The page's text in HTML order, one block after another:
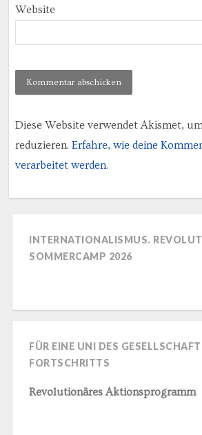
Website
Diese Website verwendet Akismet,
reduzieren. Erfahre, wie deine
verarbeitet werden.
INTERNATIONALISMUS.
SOMMERCAMP 2026
FÜR EINE UNI DES
FORTSCHRITTS
Revolutionäres Aktionsprogramm